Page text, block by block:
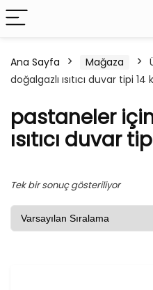
Ana Sayfa Mağaza
doğalgazlı ısıtıcı duvar tipi
pastaneler
ısıtıcı duvar
Tek bir sonuç gösteriliyor